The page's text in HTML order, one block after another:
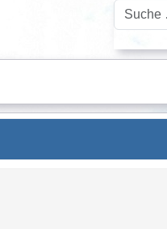
Suchen